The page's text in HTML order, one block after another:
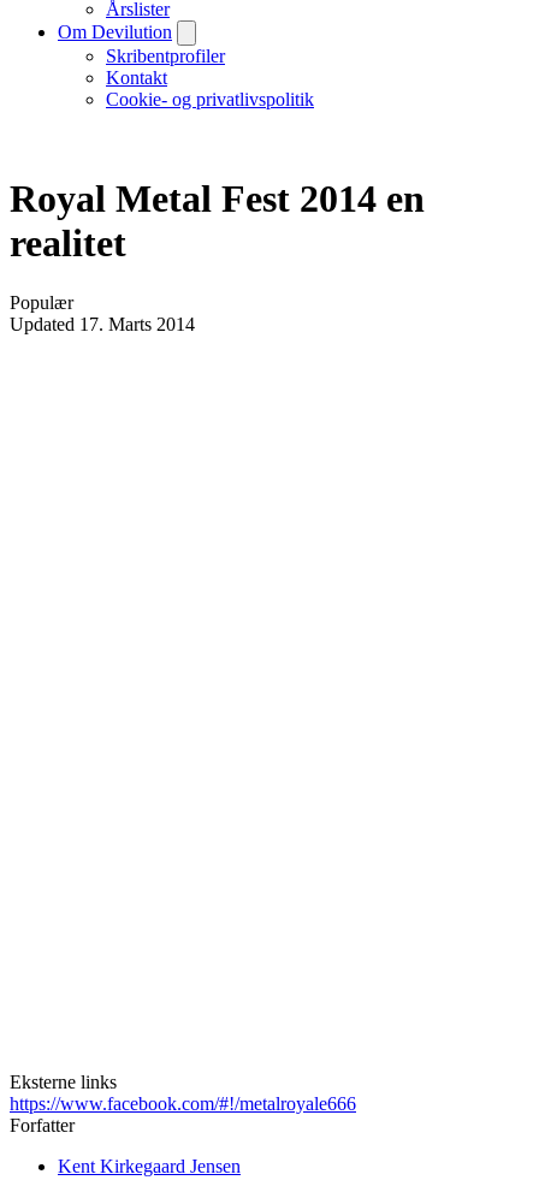
Årslister
Om Devilution
Skribentprofiler
Kontakt
Cookie- og privatlivspolitik
Royal Metal Fest 2014 en
realitet
Populær
Updated 17. Marts 2014
Eksterne links
https://www.facebook.com/#!/metalroyale666
Forfatter
Kent Kirkegaard Jensen